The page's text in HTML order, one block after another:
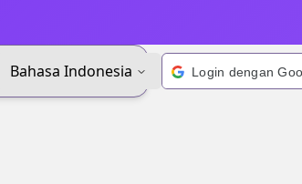
Bahasa Indonesia